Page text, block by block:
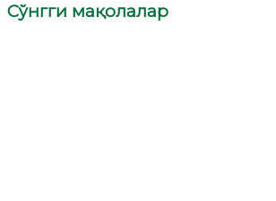
Сўнгги мақолалар